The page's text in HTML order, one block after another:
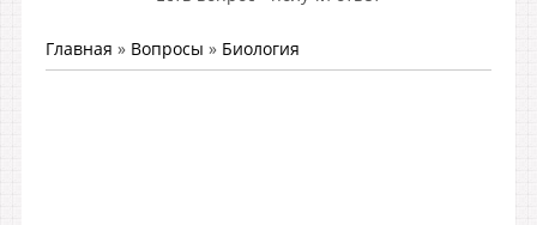
Главная » Вопросы » Биология